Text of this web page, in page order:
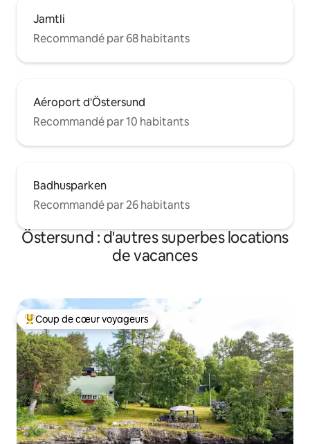
Jamtli
Recommandé par 68 habitants
Aéroport d'Östersund
Recommandé par 10 habitants
Badhusparken
Recommandé par 26 habitants
Östersund : d'autres superbes locations
de vacances
Coups de cœur voyageurs les plus appréciés
Coup de cœur voyageurs